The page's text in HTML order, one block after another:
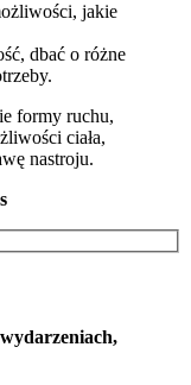
jakie
dbać o różne
formy ruchu,
ciała,
nastroju.